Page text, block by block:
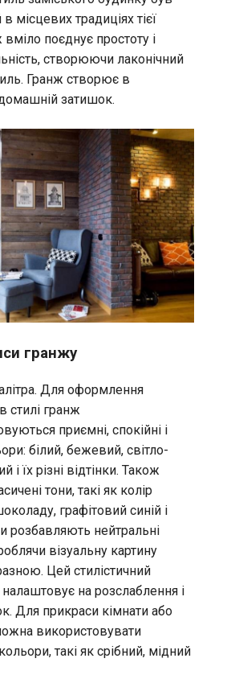
місцевих традиціях тієї
поєднує простоту і
створюючи лаконічний
Гранж створює в
затишок.
гранжу
Для оформлення
стилі гранж
приємні, спокійні і
білий, бежевий, світло-
і їх різні відтінки. Також
тони, такі як колір
графітовий синій і
розбавляють нейтральні
візуальну картину
Цей стилістичний
на розслаблення і
Для прикраси кімнати або
використовувати
такі як срібний, мідний